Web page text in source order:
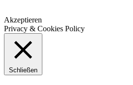
Akzeptieren
Privacy & Cookies Policy
Schließen